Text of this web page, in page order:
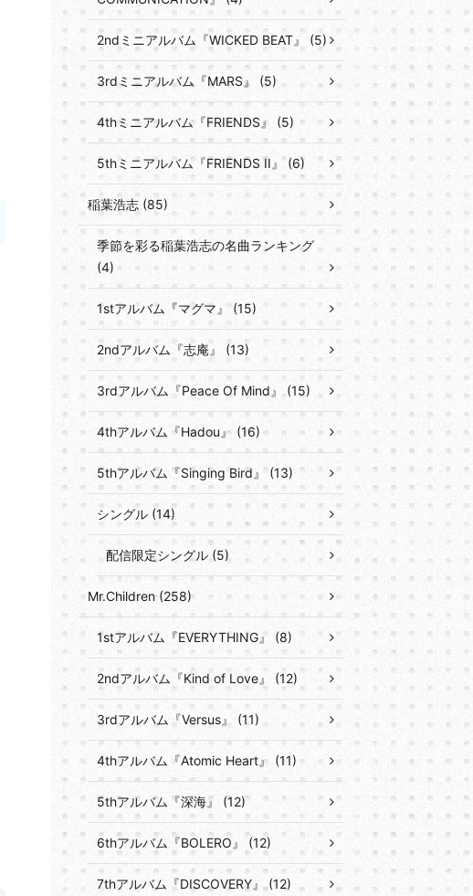
2ndミニアルバム『WICKED BEAT』 (5)
3rdミニアルバム『MARS』 (5)
4thミニアルバム『FRIENDS』 (5)
5thミニアルバム『FRIENDS II』 (6)
稲葉浩志 (85)
季節を彩る稲葉浩志の名曲ランキング
(4)
1stアルバム『マグマ』 (15)
2ndアルバム『志庵』 (13)
3rdアルバム『Peace Of Mind』 (15)
4thアルバム『Hadou』 (16)
5thアルバム『Singing Bird』 (13)
シングル (14)
配信限定シングル (5)
Mr.Children (258)
1stアルバム『EVERYTHING』 (8)
2ndアルバム『Kind of Love』 (12)
3rdアルバム『Versus』 (11)
4thアルバム『Atomic Heart』 (11)
5thアルバム『深海』 (12)
6thアルバム『BOLERO』 (12)
7thアルバム『DISCOVERY』 (12)